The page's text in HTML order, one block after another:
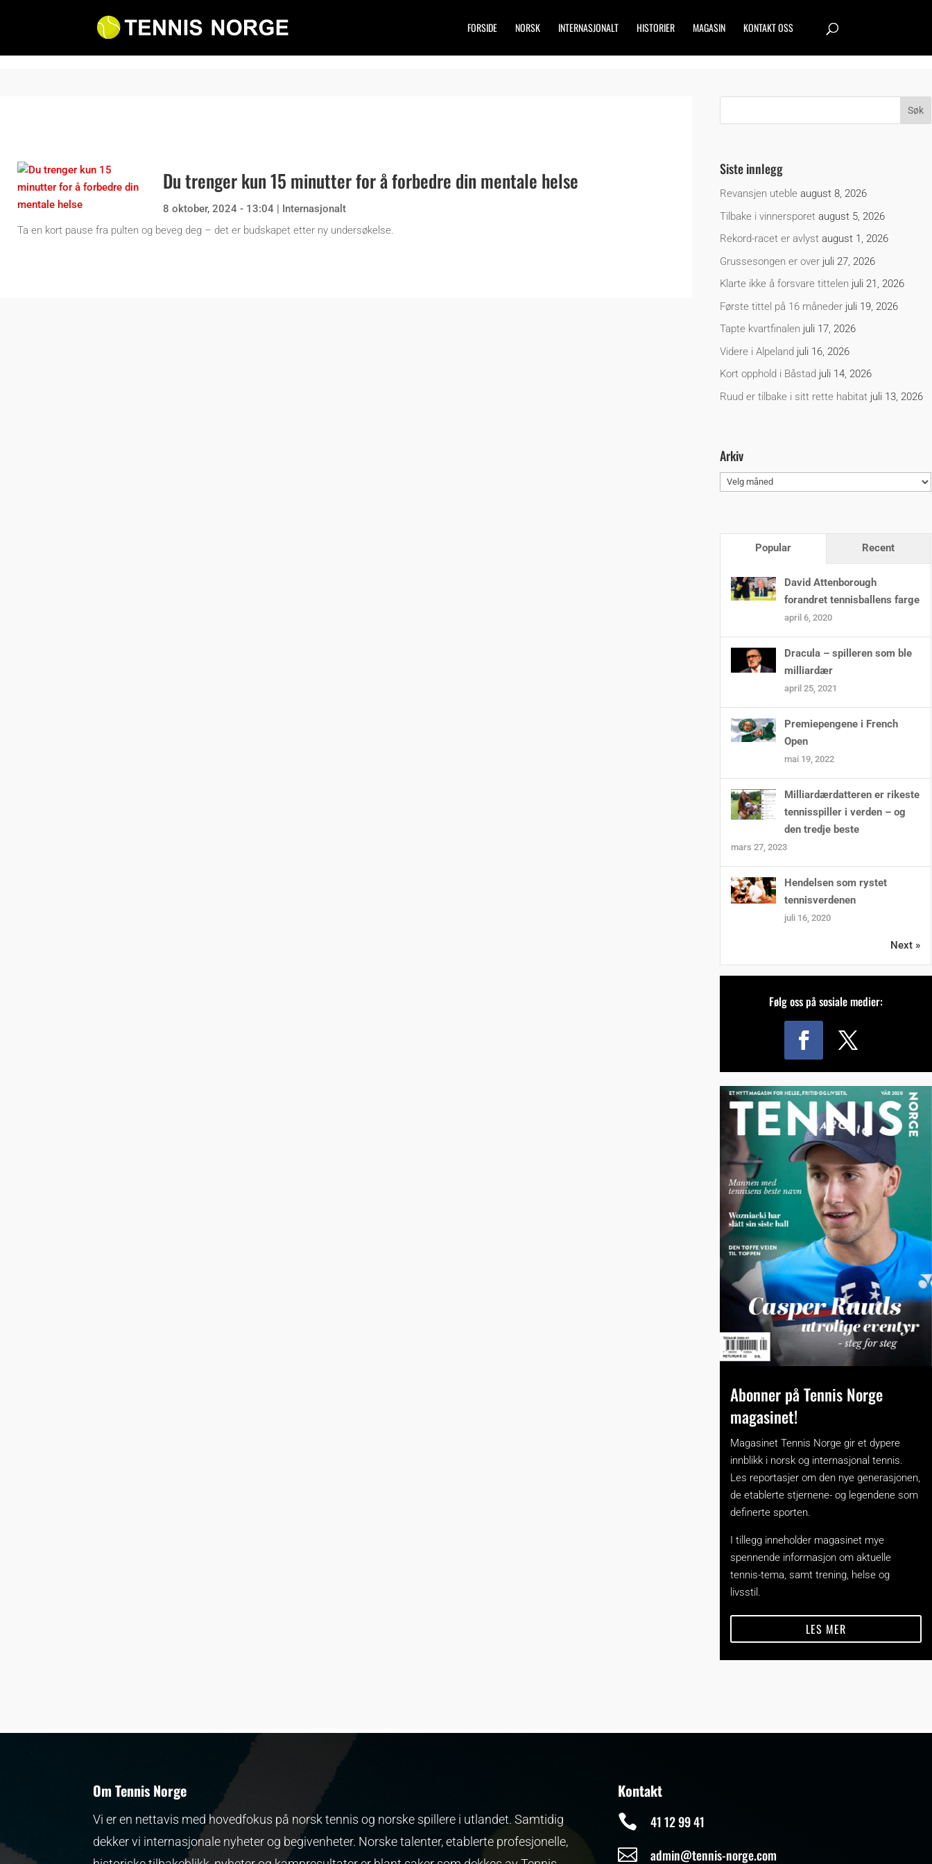
FORSIDE NORSK INTERNASJONALT HISTORIER MAGASIN KONTAKT OSS
Du trenger kun 15 minutter for å forbedre din mentale helse
8 oktober, 2024 - 13:04
Internasjonalt
Ta en kort pause fra pulten og beveg deg – det er budskapet etter ny undersøkelse.
Siste innlegg
Revansjen uteble august 8, 2026
Tilbake i vinnersporet august 5, 2026
Rekord-racet er avlyst august 1, 2026
Grussesongen er over juli 27, 2026
Klarte ikke å forsvare tittelen juli 21, 2026
Første tittel på 16 måneder juli 19, 2026
Tapte kvartfinalen juli 17, 2026
Videre i Alpeland juli 16, 2026
Kort opphold i Båstad juli 14, 2026
Ruud er tilbake i sitt rette habitat juli 13, 2026
Arkiv
Arkiv
Popular Recent
David Attenborough
forandret tennisballens farge
april 6, 2020
Dracula – spilleren som ble
milliardær
april 25, 2021
Premiepengene i French
Open
mai 19, 2022
Milliardærdatteren er rikeste
tennisspiller i verden – og
den tredje beste
mars 27, 2023
Hendelsen som rystet
tennisverdenen
juli 16, 2020
Next »
Følg oss på sosiale medier:
Abonner på Tennis Norge
magasinet!
Magasinet Tennis Norge gir et dypere
innblikk i norsk og internasjonal tennis.
Les reportasjer om den nye generasjonen,
de etablerte stjernene- og legendene som
definerte sporten.
I tillegg inneholder magasinet mye
spennende informasjon om aktuelle
tennis-tema, samt trening, helse og
livsstil.
LES MER
Om Tennis Norge
Vi er en nettavis med hovedfokus på norsk tennis og norske spillere i utlandet. Samtidig
dekker vi internasjonale nyheter og begivenheter. Norske talenter, etablerte profesjonelle,
Kontakt
 41 12 99 41
 admin@tennis-norge.com